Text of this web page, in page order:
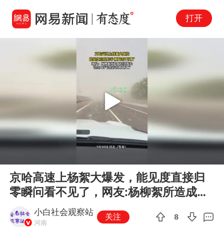
打开
Play
京哈高速上杨絮大爆发，能见度直接归
零瞬问看不见了，网友:杨柳絮所造成经
济损失，已经大于它们存在的意义了
小白社会观察站
河南
关注 8